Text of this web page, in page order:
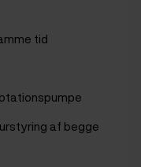
tid
af begge